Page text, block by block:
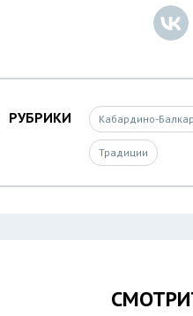
РУБРИКИ Кабардино-
Традиции